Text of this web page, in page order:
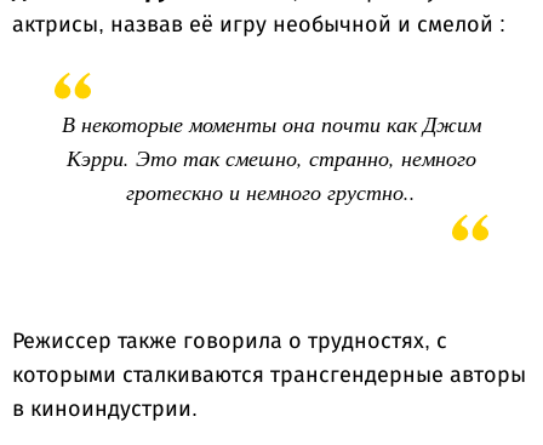
актрисы, назвав её игру необычной и смелой :
В некоторые моменты она почти как Джим
Кэрри. Это так смешно, странно, немного
гротескно и немного грустно..
Режиссер также говорила о трудностях, с
которыми сталкиваются трансгендерные авторы
в киноиндустрии.